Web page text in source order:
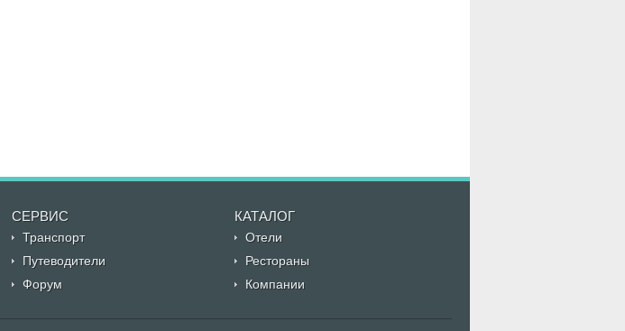
CЕРВИС КАТАЛОГ
Транспорт
Отели
Путеводители
Рестораны
Форум Компании